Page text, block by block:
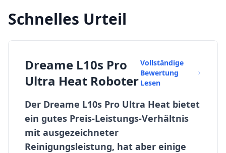
Schnelles Urteil
Dreame L10s Pro
Ultra Heat Roboter
Vollständige
Bewertung
Lesen
Der Dreame L10s Pro Ultra Heat bietet
ein gutes Preis-Leistungs-Verhältnis
mit ausgezeichneter
Reinigungsleistung, hat aber einige